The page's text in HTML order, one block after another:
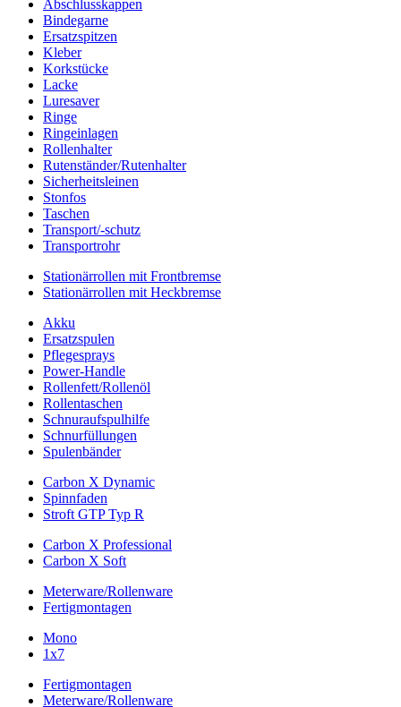
Abschlusskappen
Bindegarne
Ersatzspitzen
Kleber
Korkstücke
Lacke
Luresaver
Ringe
Ringeinlagen
Rollenhalter
Rutenständer/Rutenhalter
Sicherheitsleinen
Stonfos
Taschen
Transport/-schutz
Transportrohr
Stationärrollen mit Frontbremse
Stationärrollen mit Heckbremse
Akku
Ersatzspulen
Pflegesprays
Power-Handle
Rollenfett/Rollenöl
Rollentaschen
Schnuraufspulhilfe
Schnurfüllungen
Spulenbänder
Carbon X Dynamic
Spinnfaden
Stroft GTP Typ R
Carbon X Professional
Carbon X Soft
Meterware/Rollenware
Fertigmontagen
Mono
1x7
Fertigmontagen
Meterware/Rollenware